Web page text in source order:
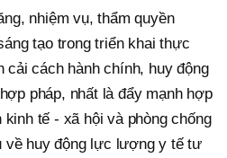
nhiệm vụ, thẩm quyền
tạo trong triển khai thực
cải cách hành chính, huy động
pháp, nhất là đẩy mạnh hợp
tế - xã hội và phòng chống
về huy động lực lượng y tế tư